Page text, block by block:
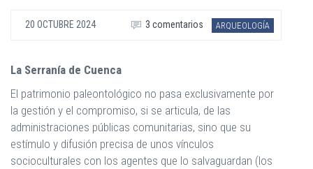
20 OCTUBRE 2024 ARQUEOLOGÍA
3 comentarios
La Serranía de Cuenca
El patrimonio paleontológico no pasa exclusivamente por
la gestión y el compromiso, si se articula, de las
administraciones públicas comunitarias, sino que su
estímulo y difusión precisa de unos vínculos
socioculturales con los agentes que lo salvaguardan (los